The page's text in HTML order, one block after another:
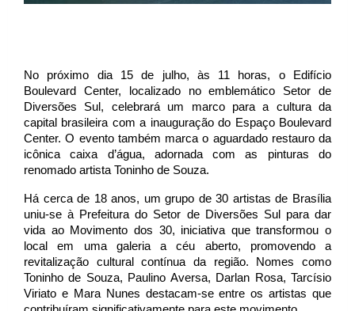
No próximo dia 15 de julho, às 11 horas, o Edifício
Boulevard Center, localizado no emblemático Setor de
Diversões Sul, celebrará um marco para a cultura da
capital brasileira com a inauguração do Espaço Boulevard
Center. O evento também marca o aguardado restauro da
icônica caixa d’água, adornada com as pinturas do
renomado artista Toninho de Souza.
Há cerca de 18 anos, um grupo de 30 artistas de Brasília
uniu-se à Prefeitura do Setor de Diversões Sul para dar
vida ao Movimento dos 30, iniciativa que transformou o
local em uma galeria a céu aberto, promovendo a
revitalização cultural contínua da região. Nomes como
Toninho de Souza, Paulino Aversa, Darlan Rosa, Tarcísio
Viriato e Mara Nunes destacam-se entre os artistas que